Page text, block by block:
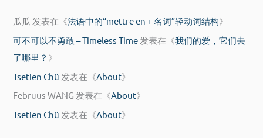
瓜瓜 发表在《法语中的“mettre en + 名词”轻动词结构》
可不可以不勇敢 – Timeless Time 发表在《我们的爱，它们去
了哪里？ 》
Tsetien Chü 发表在《About》
Februus WANG 发表在《About》
Tsetien Chü 发表在《About》